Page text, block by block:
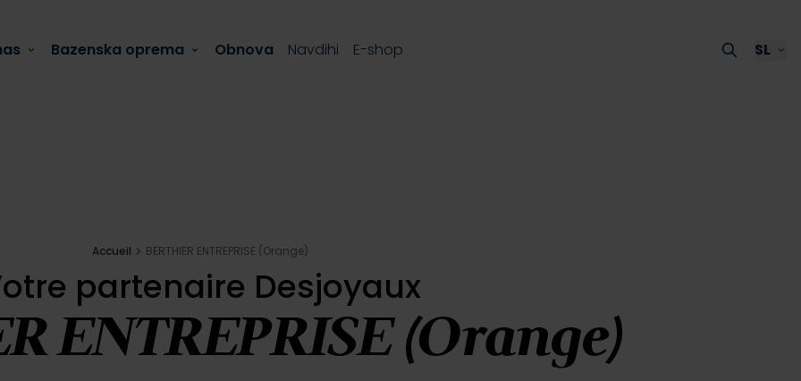
Bazenska oprema Obnova Navdihi E-shop SL
Accueil BERTHIER ENTREPRISE (Orange)
partenaire Desjoyaux
ENTREPRISE (Orange)